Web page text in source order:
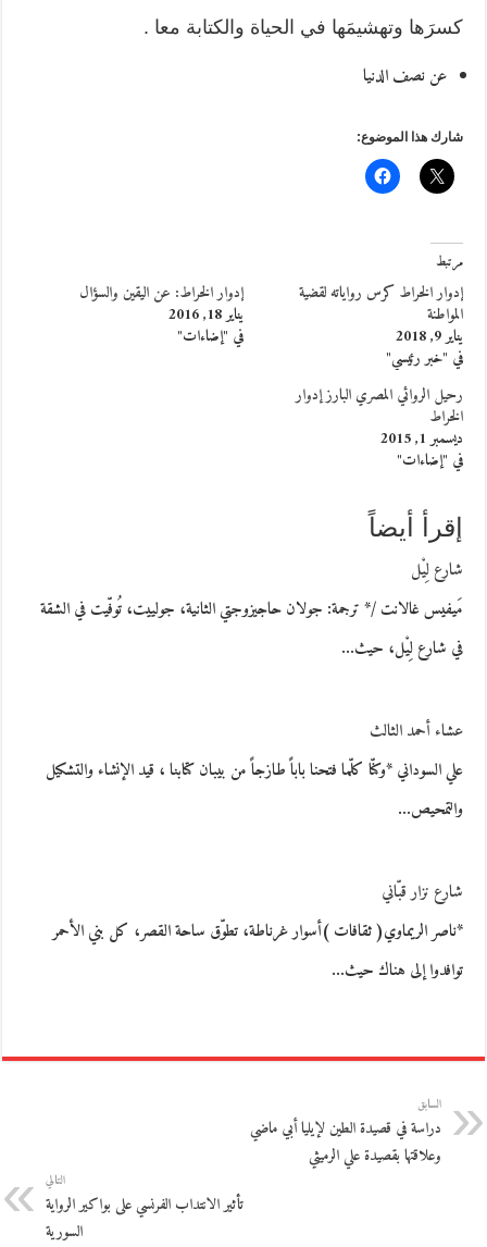
كسرَها وتهشيمَها في الحياة والكتابة معا .
عن نصف الدنيا
شارك هذا الموضوع:
مرتبط
إدوار الخراط كرس رواياته لقضية
المواطنة
يناير 9, 2018
في "خبر رئيسي"
إدوار الخراط: عن اليقين والسؤال
يناير 18, 2016
في "إضاءات"
رحيل الروائي المصري البارز إدوار
الخراط
ديسمبر 1, 2015
في "إضاءات"
إقرأ أيضاً
شارع لِيْل
مَيفيس غالانت /* ترجمة: جولان حاجيزوجتي الثانية، جولييت، تُوفّيت في الشقة
في شارع لِيْل، حيث…
عشاء أحمد الثالث
علي السوداني *وكنّا كلّما فتحنا باباً طازجاً من بيبان كتابنا ، قيد الإنشاء والتشكيل
والتمحيص…
شارع نزار قبّاني
*ناصر الريماوي( ثقافات )أسوار غرناطة، تطوّق ساحة القصر، كل بني الأحمر
توافدوا إلى هناك حيث…
السابق
دراسة في قصيدة الطين لإيليا أبي ماضي
وعلاقتها بقصيدة علي الرميثي
التالي
تأثير الانتداب الفرنسي على بواكير الرواية
السورية